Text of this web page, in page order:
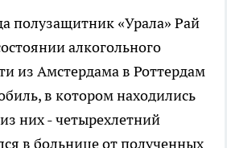
полузащитник «Урала» Рай
алкогольного
из Амстердама в Роттердам
в котором находились
них - четырехлетний
в больнице от полученных